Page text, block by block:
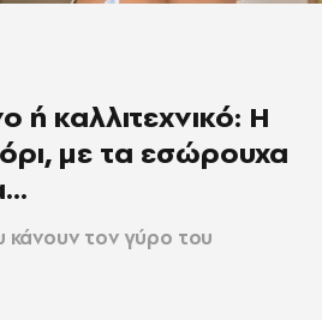
ή καλλιτεχνικό: Η
με τα εσώρουχα
τον γύρο του